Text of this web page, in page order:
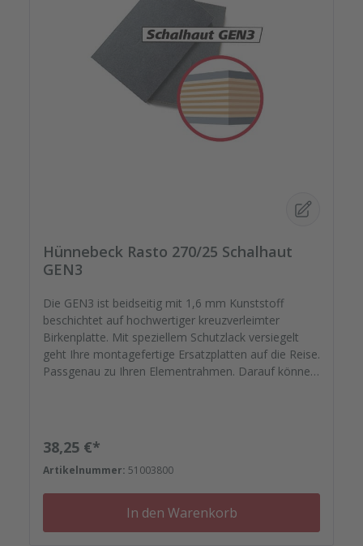
Hünnebeck Rasto 270/25 Schalhaut
GEN3
Die GEN3 ist beidseitig mit 1,6 mm Kunststoff
beschichtet auf hochwertiger kreuzverleimter
Birkenplatte. Mit speziellem Schutzlack versiegelt
geht Ihre montagefertige Ersatzplatten auf die Reise.
Passgenau zu Ihren Elementrahmen. Darauf können
Kunststoffeinsätzen bis zu Reparaturplättchen.
Regulärer Preis:
38,25 €*
Artikelnummer: 51003800
In den Warenkorb